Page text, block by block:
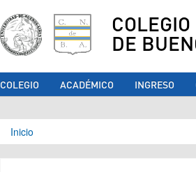
DE
COLEGIO ACADÉMICO INGRESO
Se encuentra
Inicio